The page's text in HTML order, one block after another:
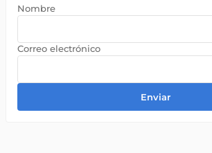
Enviar